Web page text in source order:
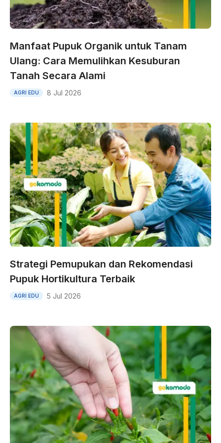
Manfaat Pupuk Organik untuk Tanam
Ulang: Cara Memulihkan Kesuburan
Tanah Secara Alami
AGRI EDU 8 Jul 2026
Strategi Pemupukan dan Rekomendasi
Pupuk Hortikultura Terbaik
AGRI EDU 5 Jul 2026